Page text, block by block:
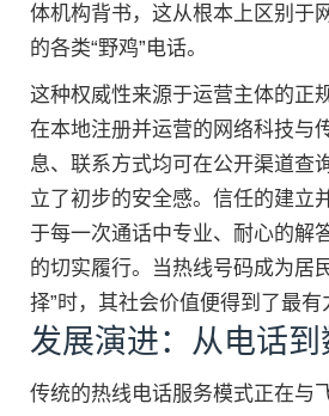
体机构背书，这从根本上区别于
的各类“野鸡”电话。
这种权威性来源于运营主体的正
在本地注册并运营的网络科技与
息、联系方式均可在公开渠道查
立了初步的安全感。信任的建立
于每一次通话中专业、耐心的解
的切实履行。当热线号码成为居
择”时，其社会价值便得到了最有
发展演进：从电话
传统的热线电话服务模式正在与